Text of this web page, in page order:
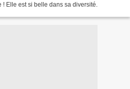
Elle est si belle dans sa diversité.